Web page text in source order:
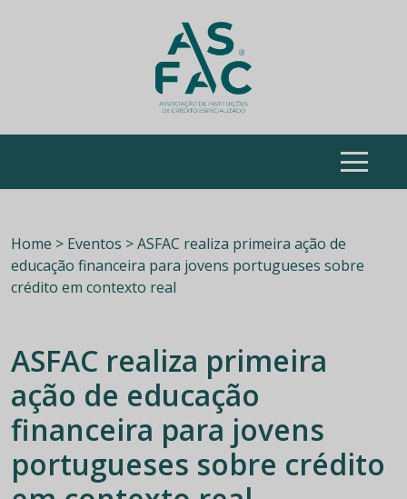
content
Home > Eventos > ASFAC realiza primeira ação de
educação financeira para jovens portugueses sobre
crédito em contexto real
ASFAC realiza primeira
ação de educação
financeira para jovens
portugueses sobre crédito